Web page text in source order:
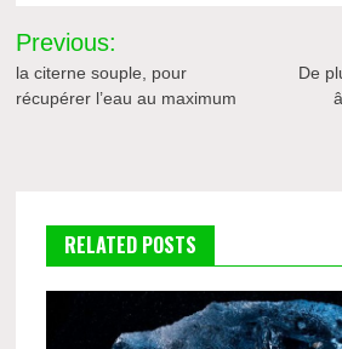
Navigation
de
Previous:
la citerne souple, pour
récupérer l’eau au maximum
De
RELATED POSTS